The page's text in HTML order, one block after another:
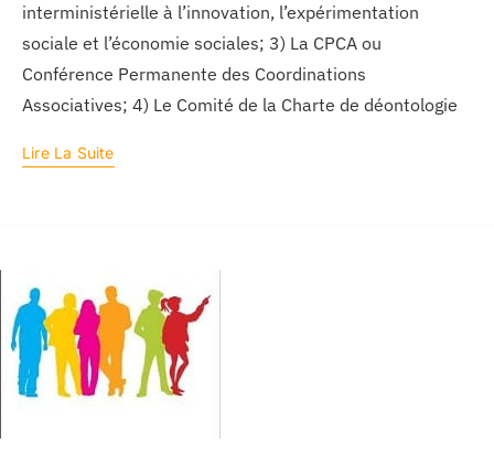
interministérielle à l’innovation, l’expérimentation
sociale et l’économie sociales; 3) La CPCA ou
Conférence Permanente des Coordinations
Associatives; 4) Le Comité de la Charte de déontologie
Lire La Suite